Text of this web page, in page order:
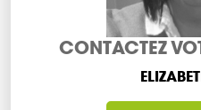
CONTACTEZ